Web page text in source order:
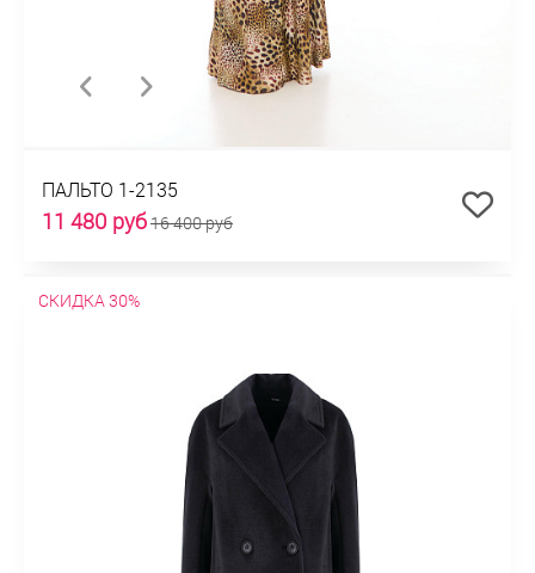
ПАЛЬТО 1-2135
11 480 руб16 400 руб
СКИДКА 30%